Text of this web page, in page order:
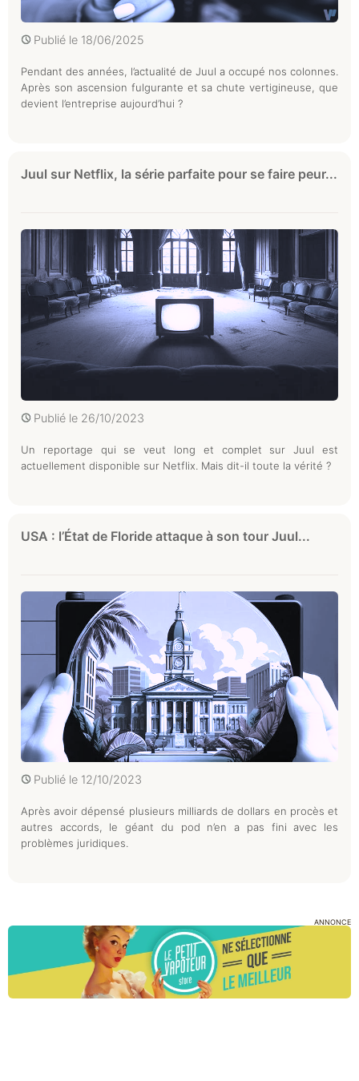
Publié le 18/06/2025
Pendant des années, l’actualité de Juul a occupé nos colonnes.
Après son ascension fulgurante et sa chute vertigineuse, que
devient l’entreprise aujourd’hui ?
Juul sur Netflix, la série parfaite pour se faire peur...
Publié le 26/10/2023
Un reportage qui se veut long et complet sur Juul est
actuellement disponible sur Netflix. Mais dit-il toute la vérité ?
USA : l’État de Floride attaque à son tour Juul...
Publié le 12/10/2023
Après avoir dépensé plusieurs milliards de dollars en procès et
autres accords, le géant du pod n’en a pas fini avec les
problèmes juridiques.
ANNONCE